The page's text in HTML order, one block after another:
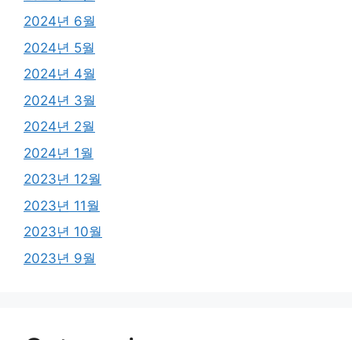
2024년 6월
2024년 5월
2024년 4월
2024년 3월
2024년 2월
2024년 1월
2023년 12월
2023년 11월
2023년 10월
2023년 9월